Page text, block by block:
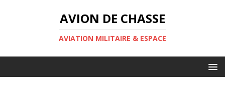
AVION DE CHASSE
AVIATION MILITAIRE & ESPACE